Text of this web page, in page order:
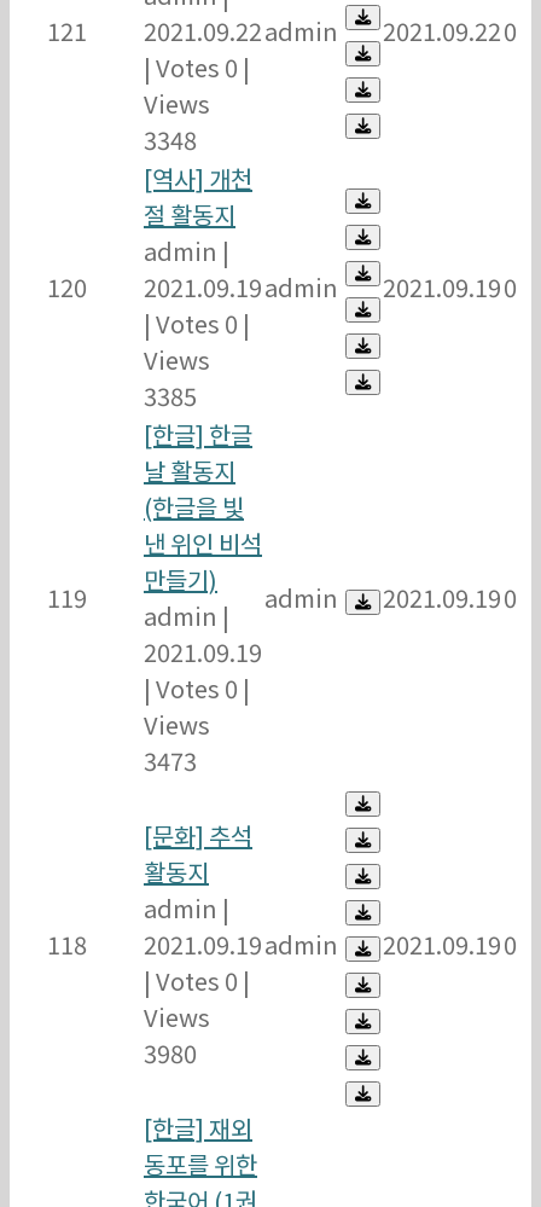
121
2021.09.22
| Votes 0 |
Views
3348
admin 2021.09.220
120
[역사] 개천
절 활동지
admin |
2021.09.19
| Votes 0 |
Views
3385
admin 2021.09.190
119
[한글] 한글
날 활동지
(한글을 빛
낸 위인 비석
만들기)
admin |
2021.09.19
| Votes 0 |
Views
3473
admin 2021.09.190
118
[문화] 추석
활동지
admin |
2021.09.19
| Votes 0 |
Views
3980
admin 2021.09.190
[한글] 재외
동포를 위한